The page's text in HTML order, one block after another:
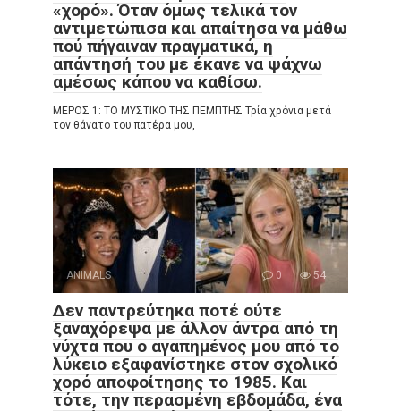
«χορό». Όταν όμως τελικά τον
αντιμετώπισα και απαίτησα να μάθω
πού πήγαιναν πραγματικά, η
απάντησή του με έκανε να ψάχνω
αμέσως κάπου να καθίσω.
ΜΕΡΟΣ 1: ΤΟ ΜΥΣΤΙΚΟ ΤΗΣ ΠΕΜΠΤΗΣ Τρία χρόνια μετά
τον θάνατο του πατέρα μου,
ANIMALS 0 54
Δεν παντρεύτηκα ποτέ ούτε
ξαναχόρεψα με άλλον άντρα από τη
νύχτα που ο αγαπημένος μου από το
λύκειο εξαφανίστηκε στον σχολικό
χορό αποφοίτησης το 1985. Και
τότε, την περασμένη εβδομάδα, ένα